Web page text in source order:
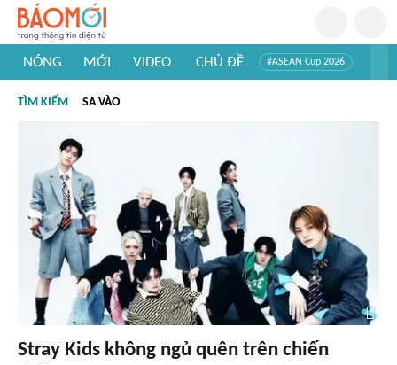
NÓNG MỚI VIDEO CHỦ ĐỀ #ASEAN Cup 2026
#Khám phá thế giới
TÌM KIẾM SA VÀO
Stray Kids không ngủ quên trên chiến